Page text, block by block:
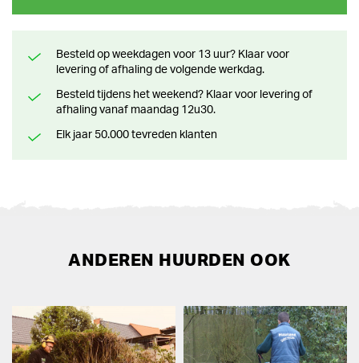
Besteld op weekdagen voor 13 uur? Klaar voor
levering of afhaling de volgende werkdag.
Besteld tijdens het weekend? Klaar voor levering of
afhaling vanaf maandag 12u30.
Elk jaar 50.000 tevreden klanten
ANDEREN HUURDEN OOK